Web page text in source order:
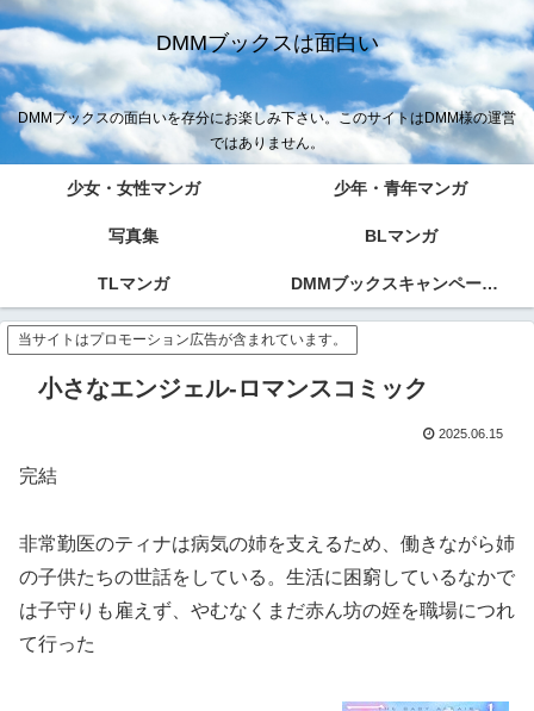
DMMブックスは面白い
DMMブックスの面白いを存分にお楽しみ下さい。このサイトはDMM様の運営
ではありません。
少女・女性マンガ 少年・青年マンガ
写真集 BLマンガ
TLマンガ DMMブックスキャンペーン！！
当サイトはプロモーション広告が含まれています。
小さなエンジェル-ロマンスコミック
2025.06.15
完結
非常勤医のティナは病気の姉を支えるため、働きながら姉
の子供たちの世話をしている。生活に困窮しているなかで
は子守りも雇えず、やむなくまだ赤ん坊の姪を職場につれ
て行った